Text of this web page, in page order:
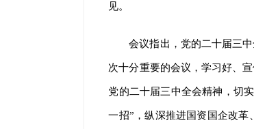
见。
会议指出，党的二十届三
次十分重要的会议，学习好、
党的二十届三中全会精神，切
一招”，纵深推进国资国企改